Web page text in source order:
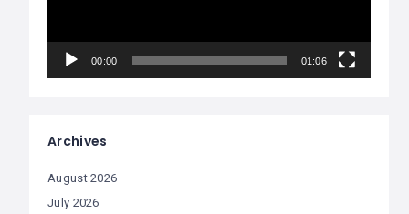
00:00 01:06
Archives
August 2026
July 2026